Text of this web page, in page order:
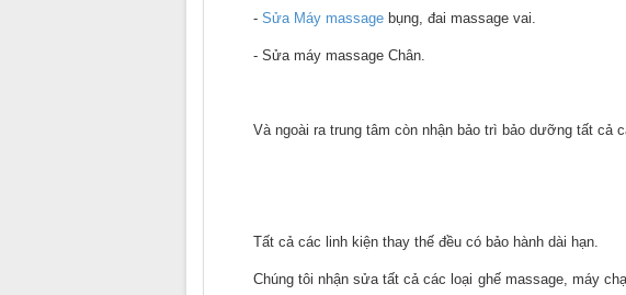
- Sửa Máy massage bụng, đai massage vai.
- Sửa máy massage Chân.
Và ngoài ra trung tâm còn nhận bảo trì bảo dưỡng tất cả
Tất cả các linh kiện thay thế đều có bảo hành dài hạn.
Chúng tôi nhận sửa tất cả các loại ghế massage, máy